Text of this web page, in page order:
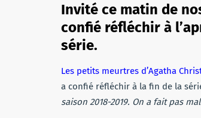
Invité ce matin de
confié réfléchir à
série.
Les petits meurtres d’Agatha
a confié réfléchir à la fin de la
saison 2018-2019. On a fait pas